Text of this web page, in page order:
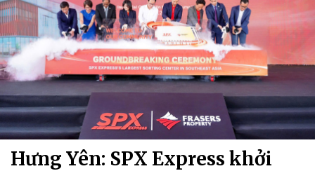
Hưng Yên: SPX Express khởi